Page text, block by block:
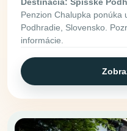
Destinácia: Spišské
Penzion Chalupka ponúka
Podhradie, Slovensko.
informácie.